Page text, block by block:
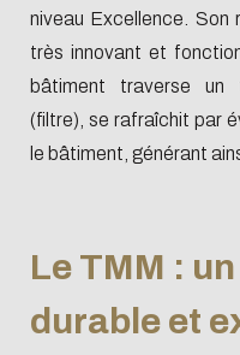
niveau Excellence. Son
très innovant et
bâtiment traverse un
(filtre), se rafraîchit par
le bâtiment, générant
Le TMM :
durable et